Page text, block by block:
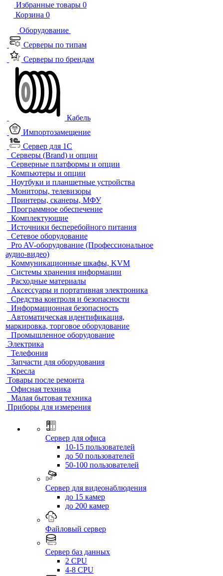
Избранные товары 0
Корзина 0
Оборудование
Серверы по типам
Серверы по брендам
Кабель
Импортозамещение
Сервер для 1С
Серверы (Brand) и опции
Серверные платформы и опции
Компьютеры и опции
Ноутбуки и планшетные устройства
Мониторы, телевизоры
Принтеры, сканеры, МФУ
Программное обеспечение
Комплектующие
Источники бесперебойного питания
Сетевое оборудование
Pro AV-оборудование (Профессиональное
аудио-видео)
Коммуникационные шкафы, KVM
Системы хранения информации
Расходные материалы
Аксессуары и портативная электроника
Средства контроля и безопасности
Информационная безопасность
Автоматическая идентификация,
маркировка, торговое оборудование
Промышленное оборудование
Электрика
Телефония
Запчасти для оборудования
Кресла
Товары после ремонта
Офисная техника
Малая бытовая техника
Приборы для измерения
Сервер для офиса
10-15 пользователей
до 50 пользователей
50-100 пользователей
Сервер для видеонаблюдения
до 15 камер
до 200 камер
Файловый сервер
Сервер баз данных
2 CPU
4-8 CPU